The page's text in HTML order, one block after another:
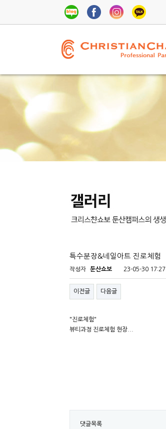
특수분장&네일아트 진로체험
작성자 둔산쇼보 23-05-30 17:27
이전글 다음글
"진로체험"
뷰티과정 진로체험 현장...
댓글목록